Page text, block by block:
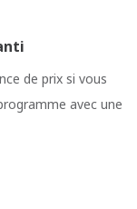
de prix si vous
avec une